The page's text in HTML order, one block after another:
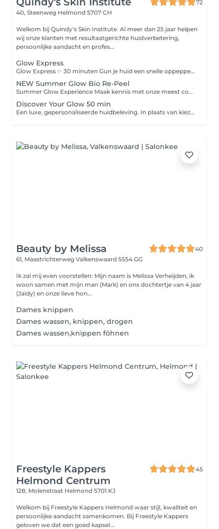
72
40, Steenweg Helmond 5707 CH
Welkom bij Quindy's Skin Institute. Al meer dan 25 jaar helpen
wij onze klanten met resultaatgerichte huidverbetering,
persoonlijke aandacht en profes...
Glow Express
Glow Express ✨ 30 minuten Gun je huid een snelle oppepper met de Glow Express. Deze behandeling is ideaal als onderhoud, voor een speciale gelegenheid of wanneer je huid behoefte heeft aan een frisse boost. De behandeling bestaat uit: Dieptereiniging Milde peeling Verzorgend masker Beauty Angel lichtbehandeling Afsluitende verzorging Na afloop voelt je huid fris, verzorgd en straalt ze met een gezonde glow. Glow Express Deluxe ✨ 45 minuten De Glow Express Deluxe biedt alles van de Glow Express, aangevuld met een intensieve bindweefselmassage voor extra aandacht en huidverbetering. Deze massage stimuleert de doorbloeding, ondersteunt de huidstructuur en geeft de huid een frisse, stevige uitstraling. De behandeling bestaat uit: Dieptereiniging Milde peeling Bindweefselmassage Verzorgend masker Beauty Angel lichtbehandeling Afsluitende verzorging Een complete boost voor de huid, waarbij ontspanning en huidverbetering samenkomen voor een gezonde, stralende uitstraling.
NEW Summer Glow Bio Re-Peel
Summer Glow Experience Maak kennis met onze meest complete zomerbehandeling voor een frisse, stevige en stralende huid. Tijdens de Summer Glow Experience combineren we de huidvernieuwende werking van BioRePeel met een intensieve bindweefselmassage onze cooling globes en een ontspannend LED-lichtmasker. Deze krachtige combinatie stimuleert de huidvernieuwing, activeert de doorbloeding, ondersteunt de collageenaanmaak en zorgt voor een gezonde, natuurlijke glow. Afgestemd op jouw huidtype werken we met de hoogwaardige producten van LABAREAU of Natura Bissé voor een optimaal resultaat. Resultaat: Direct een frisse en stralende uitstraling Verfijnde huidstructuur en poriën Meer stevigheid en elasticiteit Intensieve hydratatie en herstel Een gezonde summer glow zonder downtime De perfecte behandeling voor wie zichtbaar resultaat én een moment van luxe wil ervaren.
Discover Your Glow 50 min
Een luxe, gepersonaliseerde huidbeleving. In plaats van kiezen uit losse behandelingen, kies je bij ons alleen jouw behandeltijd. Wij stemmen elke behandeling volledig af op wat jouw huid op dat moment nodig heeft. Jij ontspant. Wij creëren jouw perfecte glow.
Beauty by Melissa
40
61, Maastrichterweg Valkenswaard 5554 GG
Ik zal mij even voorstellen: Mijn naam is Melissa Verheijden, ik
woon samen met mijn man (Mark) en ons dochtertje van 4 jaar
(Jaidy) en onze lieve hon...
Dames knippen
Dames wassen, knippen, drogen
Dames wassen,knippen föhnen
Freestyle Kappers
Helmond Centrum
45
128, Molenstraat Helmond 5701 KJ
Welkom bij Freestyle Kappers Helmond waar stijl, kwaliteit en
persoonlijke aandacht samenkomen. Bij Freestyle Kappers
geloven we dat een goed kapsel...